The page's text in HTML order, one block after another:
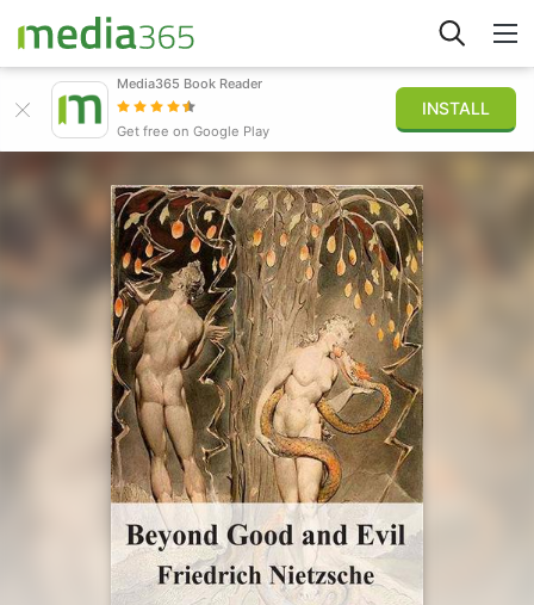
Iniciar sesión
Publicar
Media365 Book Reader
Get free on Google Play
INSTALL